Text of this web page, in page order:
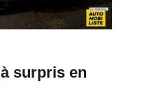
surpris en